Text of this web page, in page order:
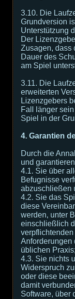
3.10. Die
Grundversion
Unterstützung
Der
Zusagen, dass
Dauer des
am Spiel
3.11. Die
erweiterten
Lizenzgebers
Fall länger
Spiel in der
4. Garantien
Durch die
und
4.1. Sie über
Befugnisse
abzuschließen
4.2. Sie das
diese
werden, unter
einschließlich
Anforderungen
üblichen Praxis;
4.3. Sie nichts
Widerspruch
oder diese
damit
Software, über